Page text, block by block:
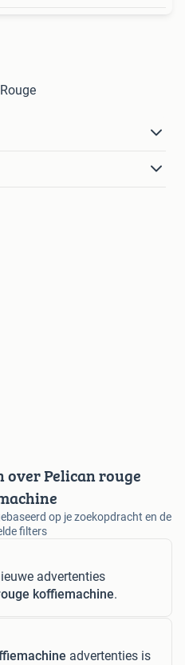
over Pelican rouge
op je zoekopdracht en de
filters
advertenties
koffiemachine.
advertenties is